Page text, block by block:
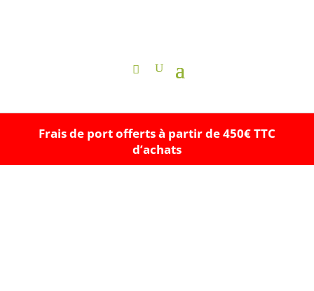
Frais de port offerts à partir de 450€ TTC
d’achats